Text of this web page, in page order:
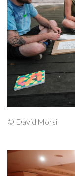
© David Morsi